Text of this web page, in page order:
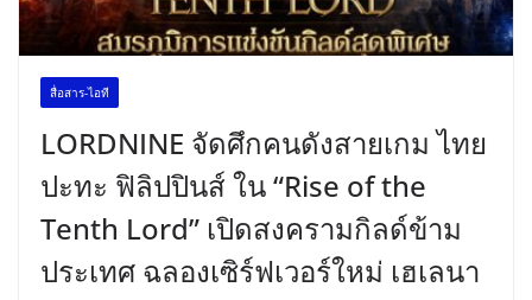
สื่อสาร-ไอที
LORDNINE จัดศึกคนดังสายเกม ไทย
ปะทะ ฟิลิปปินส์ ใน “Rise of the
Tenth Lord” เปิดสงครามกิลด์ข้าม
ประเทศ ฉลองเซิร์ฟเวอร์ใหม่ เฮเลนา